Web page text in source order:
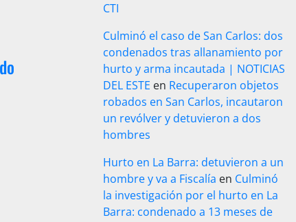
CTI
Culminó el caso de San Carlos: dos
condenados tras allanamiento por
hurto y arma incautada | NOTICIAS
DEL ESTE en Recuperaron objetos
robados en San Carlos, incautaron
un revólver y detuvieron a dos
hombres
Hurto en La Barra: detuvieron a un
hombre y va a Fiscalía en Culminó
la investigación por el hurto en La
Barra: condenado a 13 meses de